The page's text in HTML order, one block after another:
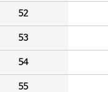
52
53
54
55